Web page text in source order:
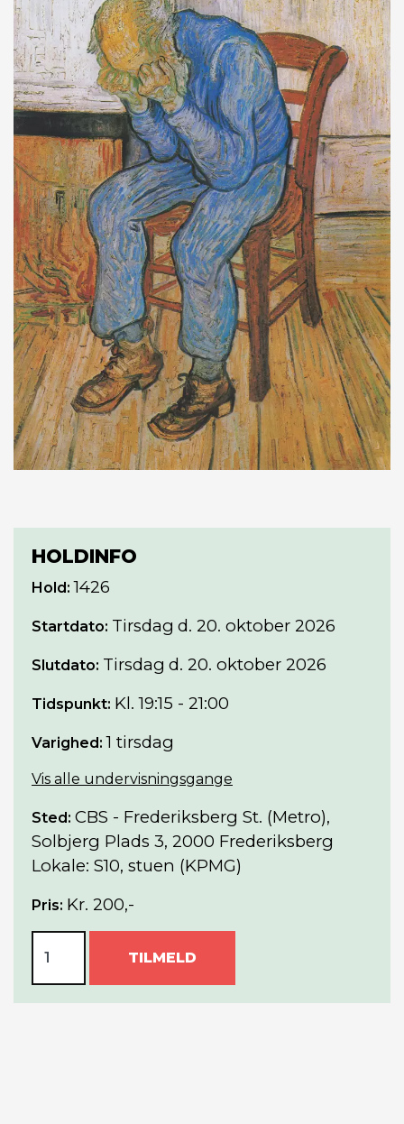
HOLDINFO
Hold: 1426
Startdato: Tirsdag d. 20. oktober 2026
Slutdato: Tirsdag d. 20. oktober 2026
Tidspunkt: Kl. 19:15 - 21:00
Varighed: 1 tirsdag
Vis alle undervisningsgange
Sted: CBS - Frederiksberg St. (Metro),
Solbjerg Plads 3, 2000 Frederiksberg
Lokale: S10, stuen (KPMG)
Pris: Kr. 200,-
TILMELD